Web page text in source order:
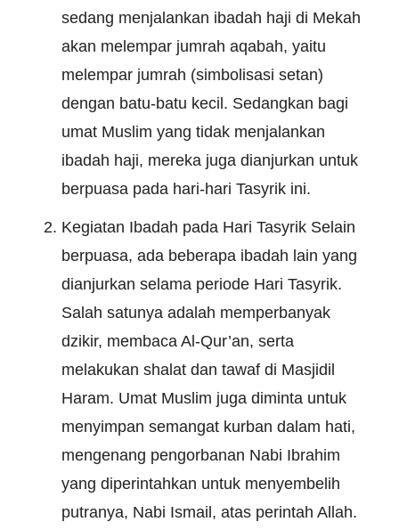
sedang menjalankan ibadah haji di Mekah
akan melempar jumrah aqabah, yaitu
melempar jumrah (simbolisasi setan)
dengan batu-batu kecil. Sedangkan bagi
umat Muslim yang tidak menjalankan
ibadah haji, mereka juga dianjurkan untuk
berpuasa pada hari-hari Tasyrik ini.
Kegiatan Ibadah pada Hari Tasyrik Selain
berpuasa, ada beberapa ibadah lain yang
dianjurkan selama periode Hari Tasyrik.
Salah satunya adalah memperbanyak
dzikir, membaca Al-Qur’an, serta
melakukan shalat dan tawaf di Masjidil
Haram. Umat Muslim juga diminta untuk
menyimpan semangat kurban dalam hati,
mengenang pengorbanan Nabi Ibrahim
yang diperintahkan untuk menyembelih
putranya, Nabi Ismail, atas perintah Allah.